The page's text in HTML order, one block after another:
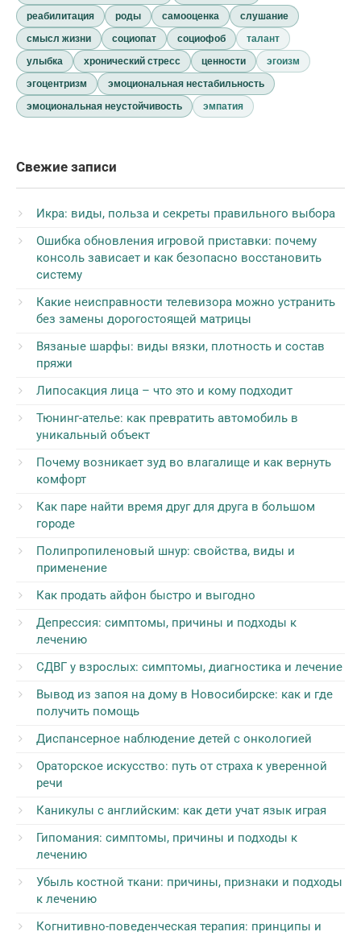
реабилитация
роды самооценка
слушание
смысл жизни
социопат социофоб
талант
улыбка
хронический стресс ценности
эгоизм
эгоцентризм
эмоциональная нестабильность
эмоциональная неустойчивость
эмпатия
Свежие записи
Икра: виды, польза и секреты правильного выбора
Ошибка обновления игровой приставки: почему
консоль зависает и как безопасно восстановить
систему
Какие неисправности телевизора можно устранить
без замены дорогостоящей матрицы
Вязаные шарфы: виды вязки, плотность и состав
пряжи
Липосакция лица – что это и кому подходит
Тюнинг-ателье: как превратить автомобиль в
уникальный объект
Почему возникает зуд во влагалище и как вернуть
комфорт
Как паре найти время друг для друга в большом
городе
Полипропиленовый шнур: свойства, виды и
применение
Как продать айфон быстро и выгодно
Депрессия: симптомы, причины и подходы к
лечению
СДВГ у взрослых: симптомы, диагностика и лечение
Вывод из запоя на дому в Новосибирске: как и где
получить помощь
Диспансерное наблюдение детей с онкологией
Ораторское искусство: путь от страха к уверенной
речи
Каникулы с английским: как дети учат язык играя
Гипомания: симптомы, причины и подходы к
лечению
Убыль костной ткани: причины, признаки и подходы
к лечению
Когнитивно-поведенческая терапия: принципы и